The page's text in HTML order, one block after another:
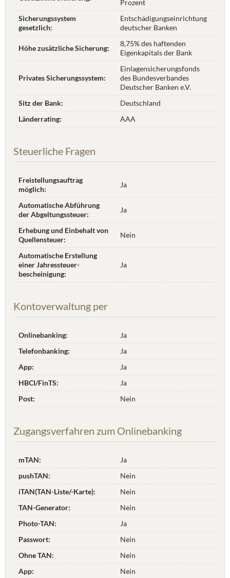
Prozent
Sicherungssystem
gesetzlich:
Entschädigungseinrichtung
deutscher Banken
Höhe zusätzliche Sicherung:
8,75% des haftenden
Eigenkapitals der Bank
Privates Sicherungssystem:
Einlagensicherungsfonds
des Bundesverbandes
Deutscher Banken e.V.
Sitz der Bank:
Deutschland
Länderrating:
AAA
Steuerliche Fragen
Freistellungsauftrag
möglich:
Ja
Automatische Abführung
der Abgeltungssteuer:
Ja
Erhebung und Einbehalt von
Quellensteuer:
Nein
Automatische Erstellung
einer Jahres­steuer­
bescheinigung:
Ja
Kontoverwaltung per
Onlinebanking:
Ja
Telefonbanking:
Ja
App:
Ja
HBCI/FinTS:
Ja
Post:
Nein
Zugangsverfahren zum Onlinebanking
mTAN:
Ja
pushTAN:
Nein
iTAN(TAN-Liste/-Karte):
Nein
TAN-Generator:
Nein
Photo-TAN:
Ja
Passwort:
Nein
Ohne TAN:
Nein
App:
Nein